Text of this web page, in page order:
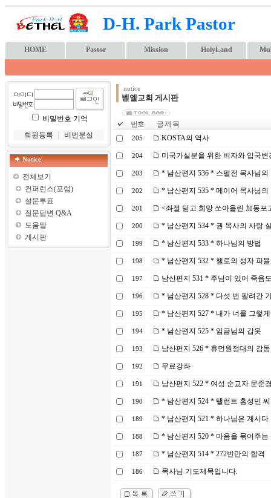
D-H. Park Pastor
HOME Pastor Mission HolyLand
비밀번호 기억
회원등록
비번분실
Notice
전체보기
컨퍼런스(포럼)
설문투표
질문답변 Q&A
도움말
게시판
notice
벧엘교회 게시판
번호 글 제 목
205 KOSTA의 역사
204 미국가실분을 위한 비자와 입국
203 * 남산편지 536 * 스펄전 목사님의
202 * 남산편지 535 * 메이어 목사님의
201 <좌절 딛고 희망 쏘아올린 加동포
200 * 남산편지 534 * 권 목사의 사랑
199 * 남산편지 533 * 하나님의 방법
198 * 남산편지 532 * 첼로의 성자 파
197 남산편지 531 * 주님이 있어 죽음
196 * 남산편지 528 * 다섯 번 팔려간
195 * 남산편지 527 * 내가 너를 그렇
194 * 남산편지 525 * 임금님의 갑옷
193 남산편지 526 * 휴먼원정대의 감동
192 무료강좌
191 남산편지 522 * 여성 순교자 문준
190 * 남산편지 524 * 탤런트 홈성민
189 * 남산편지 521 * 하나님은 계시다
188 * 남산편지 520 * 마음을 묶어주는
187 * 남산편지 514 * 272번만의 합격
186 목사님 기도제목입니다.